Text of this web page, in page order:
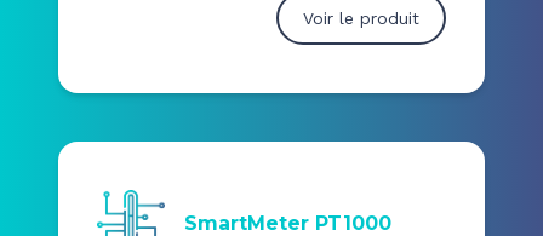
Voir le produit
SmartMeter PT1000